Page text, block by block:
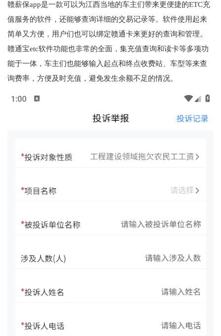
赣薪保app是一款可以为江西当地的车主们带来更便捷的ETC充
值服务的软件，还能够查询详细的交易记录等。软件使用起来
简单又方便，用户们也可以绑定赣通卡来更好的查询和管理。
赣通宝etc软件功能也非常的全面，集充值查询和读卡等多项功
能于一体，车主们也能够输入起点和终点收费站、车型等来查
询费率，方便及时充值，避免发生余额不足的情况。